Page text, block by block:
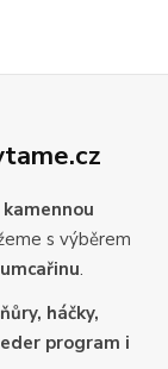
kamennou
s výběrem
.
háčky,
program i